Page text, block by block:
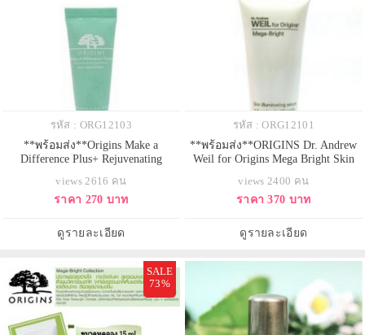
รหัส : ORG12103
**พร้อมส่ง**Origins Make a
Difference Plus+ Rejuvenating
ml.ทรีทเมนท์เพื่อฟื้นฟูปัญหาผิวที่แห้ง
กร้าน ขาดน้ำ ช่วยเสริมปราการ
ปกป้องผิว และลดเลือนริ้วรอย
ด้วยTrehalose เมื่อใช้เป็นประจำจน
views 2616 คน
ราคา 270 บาท
ดูรายละเอียด
รหัส : ORG12101
**พร้อมส่ง**ORIGINS Dr. Andrew
Weil for Origins Mega Bright Skin
15ml. เซรั่มบำรุงเข้มข้นสูงตรงเข้า
ดูแลที่ต้นเหตุจุดด่างดำ และรับมือกับ
กระจ่างใส เปล่งประกายอย่างแตก
ต่าง เห็นผลลัพธ์ผิวหมองคล้ำแลเลือ
views 2400 คน
ราคา 370 บาท
ดูรายละเอียด
SALE
73%